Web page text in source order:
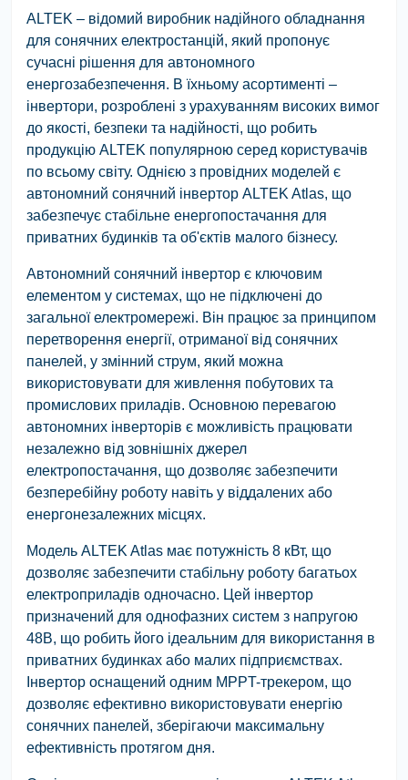
ALTEK – відомий виробник надійного обладнання
для сонячних електростанцій, який пропонує
сучасні рішення для автономного
енергозабезпечення. В їхньому асортименті –
інвертори, розроблені з урахуванням високих вимог
до якості, безпеки та надійності, що робить
продукцію ALTEK популярною серед користувачів
по всьому світу. Однією з провідних моделей є
автономний сонячний інвертор ALTEK Atlas, що
забезпечує стабільне енергопостачання для
приватних будинків та об'єктів малого бізнесу.
Автономний сонячний інвертор є ключовим
елементом у системах, що не підключені до
загальної електромережі. Він працює за принципом
перетворення енергії, отриманої від сонячних
панелей, у змінний струм, який можна
використовувати для живлення побутових та
промислових приладів. Основною перевагою
автономних інверторів є можливість працювати
незалежно від зовнішніх джерел
електропостачання, що дозволяє забезпечити
безперебійну роботу навіть у віддалених або
енергонезалежних місцях.
Модель ALTEK Atlas має потужність 8 кВт, що
дозволяє забезпечити стабільну роботу багатьох
електроприладів одночасно. Цей інвертор
призначений для однофазних систем з напругою
48В, що робить його ідеальним для використання в
приватних будинках або малих підприємствах.
Інвертор оснащений одним MPPT-трекером, що
дозволяє ефективно використовувати енергію
сонячних панелей, зберігаючи максимальну
ефективність протягом дня.